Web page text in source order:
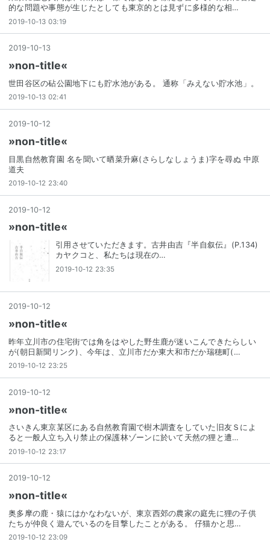
的な問題や事態が生じたとしても東京的とは見ずに多様的な相…
2019-10-13 03:19
2019-10-13
»non-title«
世田谷区の砧公園地下にも貯水池がある。 通称「みえない貯水池」。
2019-10-13 02:41
2019-10-12
»non-title«
目黒自然教育園 名を聞いて晒菜升麻(さらしなしょうま)字を尋ぬ 中原
道夫
2019-10-12 23:40
2019-10-12
»non-title«
引用させていただきます。古井由吉『半自叙伝』(P.134)
カヤクコと、私たちは現在の…
2019-10-12 23:35
2019-10-12
»non-title«
昨年立川市の住宅街では角をはやした野生鹿が迷いこんできたらしい
が(朝日新聞リンク)、今年は、立川市だか東大和市だか瑞穂町(…
2019-10-12 23:25
2019-10-12
»non-title«
さいきん東京某区にある自然教育園で樹木調査をしていた旧友Ｓによ
ると一般人立ち入り禁止の保護林ゾーンに於いて天然の狸と遭…
2019-10-12 23:17
2019-10-12
»non-title«
奥多摩の鹿・猿にはかなわないが、東京西郊の農家の庭先に狸の子供
たちが仲良く遊んでいるのを目撃したことがある。 仔猫かと思…
2019-10-12 23:09